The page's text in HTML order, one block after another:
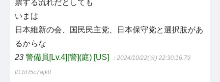
票する流れだとしても
いまは
日本維新の会、国民民主党、日本保守党と選択肢があ
るからな
23 警備員[Lv.4][警](庭) [US] ：2024/10/22(火) 22:30:16.79
ID:bH5c7ajk0